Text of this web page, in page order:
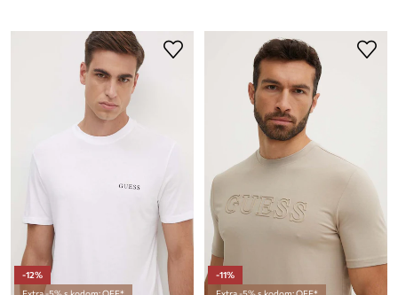
-12%
Extra -5% s kodom: OFF*
-11%
Extra -5% s kodom: OFF*